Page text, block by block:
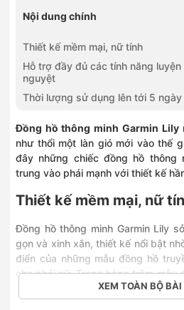
Nội dung chính
Thiết kế mềm mại, nữ tính
Hỗ trợ đầy đủ các tính năng
nguyệt
Thời lượng sử dụng lên tới 5 ngày
Đồng hồ thông minh Garmin Lily
như thổi một làn gió mới vào thế
đây những chiếc đồng hồ thông
trung vào phái mạnh với thiết kế
Thiết kế mềm mại, nữ
Đồng hồ thông minh Garmin Lily
gọn và xinh xắn, thiết kế nổi bật
điển của những mẫu đồng hồ
cho phái nữ. Trong hàng trăm mẫu
điểm hiện tại, Garmin Lily như một
với phần còn lại. Việc được
XEM TOÀN BỘ